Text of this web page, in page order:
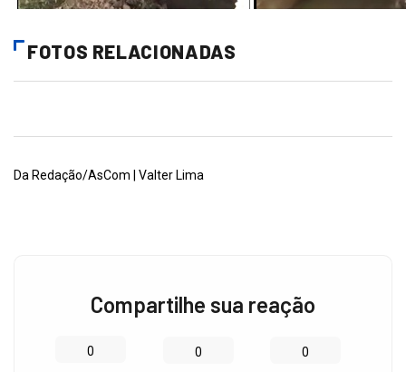
FOTOS RELACIONADAS
Da Redação/AsCom | Valter Lima
Compartilhe sua reação
0 0 0